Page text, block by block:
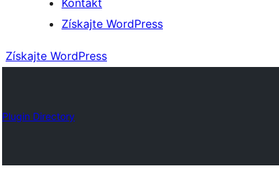
Kontakt
Získajte WordPress
Získajte WordPress
Plugin Directory